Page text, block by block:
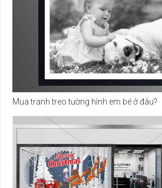
Mua tranh treo tường hình em bé ở đâu?